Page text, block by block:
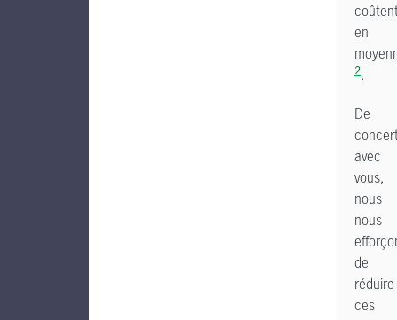
en
2.
De
avec
vous,
nous
nous
de
réduire
ces